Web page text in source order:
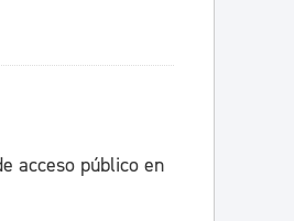
acceso público en